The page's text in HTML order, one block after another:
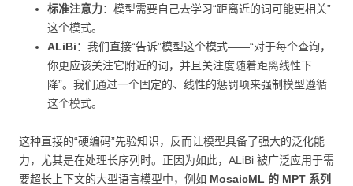
标准注意力：模型需要自己去学习“距离近的词可能更相关”
这个模式。
ALiBi：我们直接“告诉”模型这个模式——“对于每个查询，
你更应该关注它附近的词，并且关注度随着距离线性下
降”。我们通过一个固定的、线性的惩罚项来强制模型遵循
这个模式。
这种直接的“硬编码”先验知识，反而让模型具备了强大的泛化能
力，尤其是在处理长序列时。正因为如此，ALiBi 被广泛应用于需
要超长上下文的大型语言模型中，例如 MosaicML 的 MPT 系列